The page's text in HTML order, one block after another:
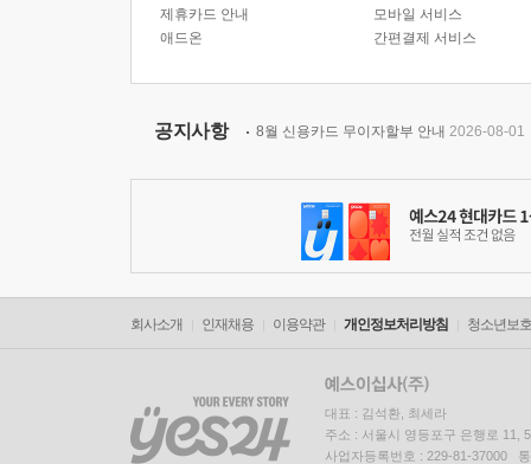
제휴카드 안내
애드온
모바일 서비스
간편결제 서비스
공지사항 8월 신용카드 무이자할부 안내 2026-08-01
회사소개 인재채용 이용약관 개인정보처리방침 청소년보
대표 : 김석환, 최세라
주소 : 서울시 영등포구 은행로 11,
사업자등록번호 : 229-81-37000